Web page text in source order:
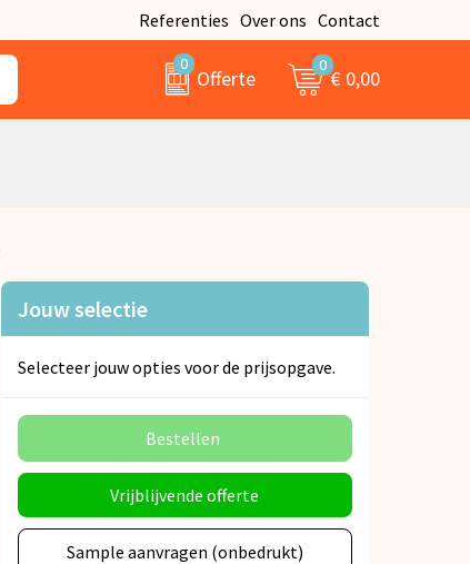
Referenties Over ons Contact
0
Offerte
0
€ 0,00
Jouw selectie
Selecteer jouw opties voor de prijsopgave.
Bestellen
Vrijblijvende offerte
Sample aanvragen (onbedrukt)